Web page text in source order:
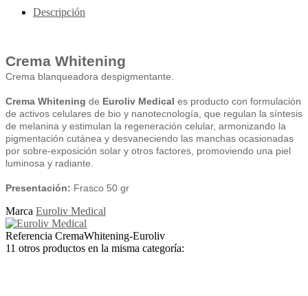
Descripción
Crema Whitening
Crema blanqueadora despigmentante.
Crema Whitening de Euroliv Medical es producto con formulación
de activos celulares de bio y nanotecnología, que regulan la síntesis
de melanina y estimulan la regeneración celular, armonizando la
pigmentación cutánea y desvaneciendo las manchas ocasionadas
por sobre-exposición solar y otros factores, promoviendo una piel
luminosa y radiante.
Presentación: Frasco 50 gr
Marca Euroliv Medical
Referencia CremaWhitening-Euroliv
11 otros productos en la misma categoría: